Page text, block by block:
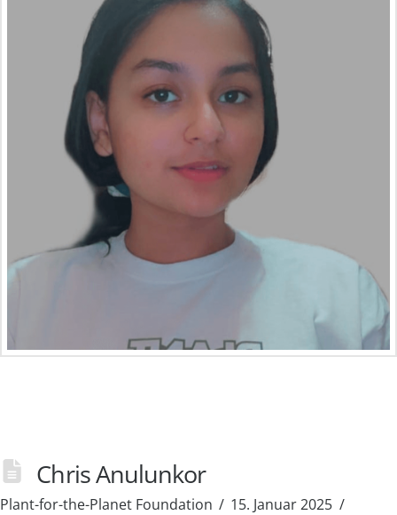
Chris Anulunkor
Plant-for-the-Planet Foundation 15. Januar 2025